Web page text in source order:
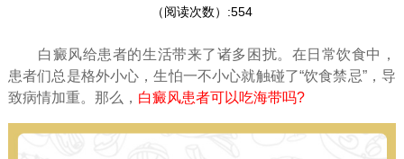
（阅读次数）:554
白癜风给患者的生活带来了诸多困扰。在日常饮食中，
患者们总是格外小心，生怕一不小心就触碰了“饮食禁忌”，导
致病情加重。那么， 白癜风患者可以吃海带吗?